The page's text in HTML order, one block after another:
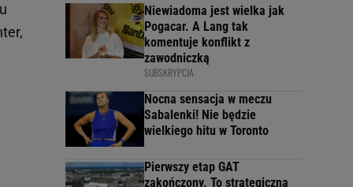
Niewiadoma jest wielka jak
Pogacar. A Lang tak
komentuje konflikt z
zawodniczką
SUBSKRYPCJA
Nocna sensacja w meczu
Sabalenki! Nie będzie
wielkiego hitu w Toronto
Pierwszy etap GAT
zakończony. To strategiczna